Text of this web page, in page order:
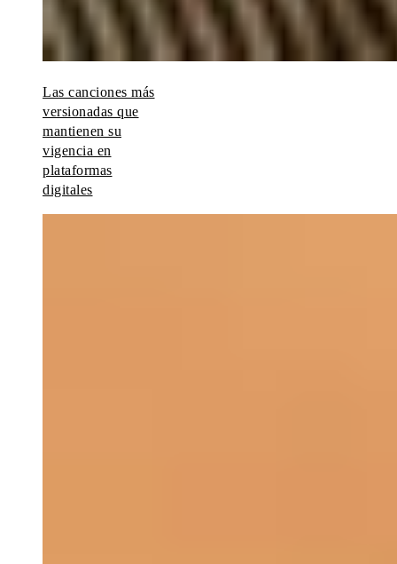
Las canciones más
versionadas que
mantienen su
vigencia en
plataformas
digitales